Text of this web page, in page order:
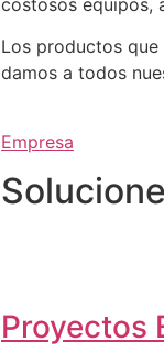
Los productos
damos a todos
Empresa
Proyectos